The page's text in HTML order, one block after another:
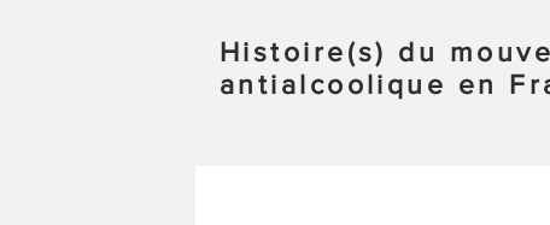
Histoire(s) du
antialcoolique en